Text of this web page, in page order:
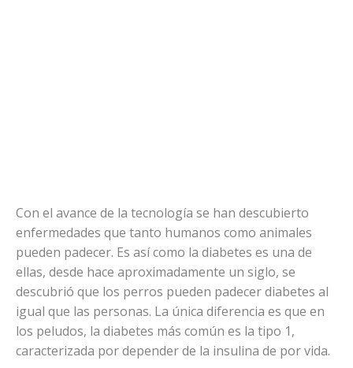
Con el avance de la tecnología se han descubierto
enfermedades que tanto humanos como animales
pueden padecer. Es así como la diabetes es una de
ellas, desde hace aproximadamente un siglo, se
descubrió que los perros pueden padecer diabetes al
igual que las personas. La única diferencia es que en
los peludos, la diabetes más común es la tipo 1,
caracterizada por depender de la insulina de por vida.